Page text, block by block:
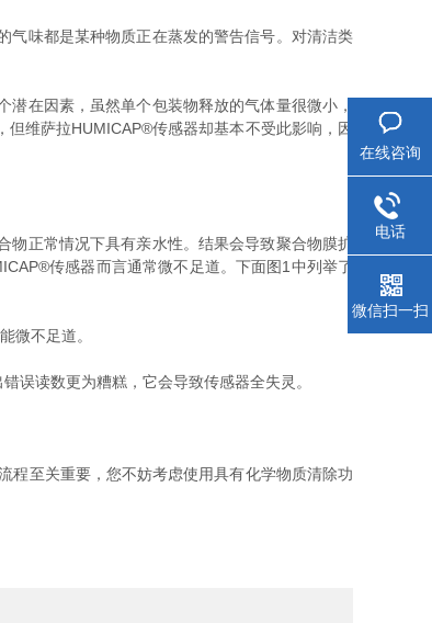
味都是某种物质正在蒸发的警告信号。对清洁类
在因素，虽然单个包装物释放的气体量很微小，
维萨拉HUMICAP®传感器却基本不受此影响，因
正常情况下具有亲水性。结果会导致聚合物膜扩
传感器而言通常微不足道。下面图1中列举了
微不足道。
读数更为糟糕，它会导致传感器全失灵。
至关重要，您不妨考虑使用具有化学物质清除功
在线咨询
电话
微信扫一扫